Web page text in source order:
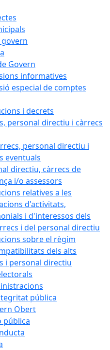
Govern
informatives
especial de comptes
i decrets
personal directiu i càrrecs
personal directiu i
eventuals
directiu, càrrecs de
i/o assessors
relatives a les
d'activitats,
i d'interessos dels
i del personal directiu
sobre el règim
dels alts
i personal directiu
pública
Obert
pública